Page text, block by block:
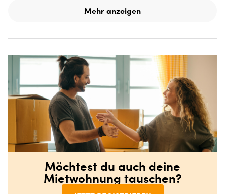
Mehr anzeigen
Möchtest du auch deine
Mietwohnung tauschen?